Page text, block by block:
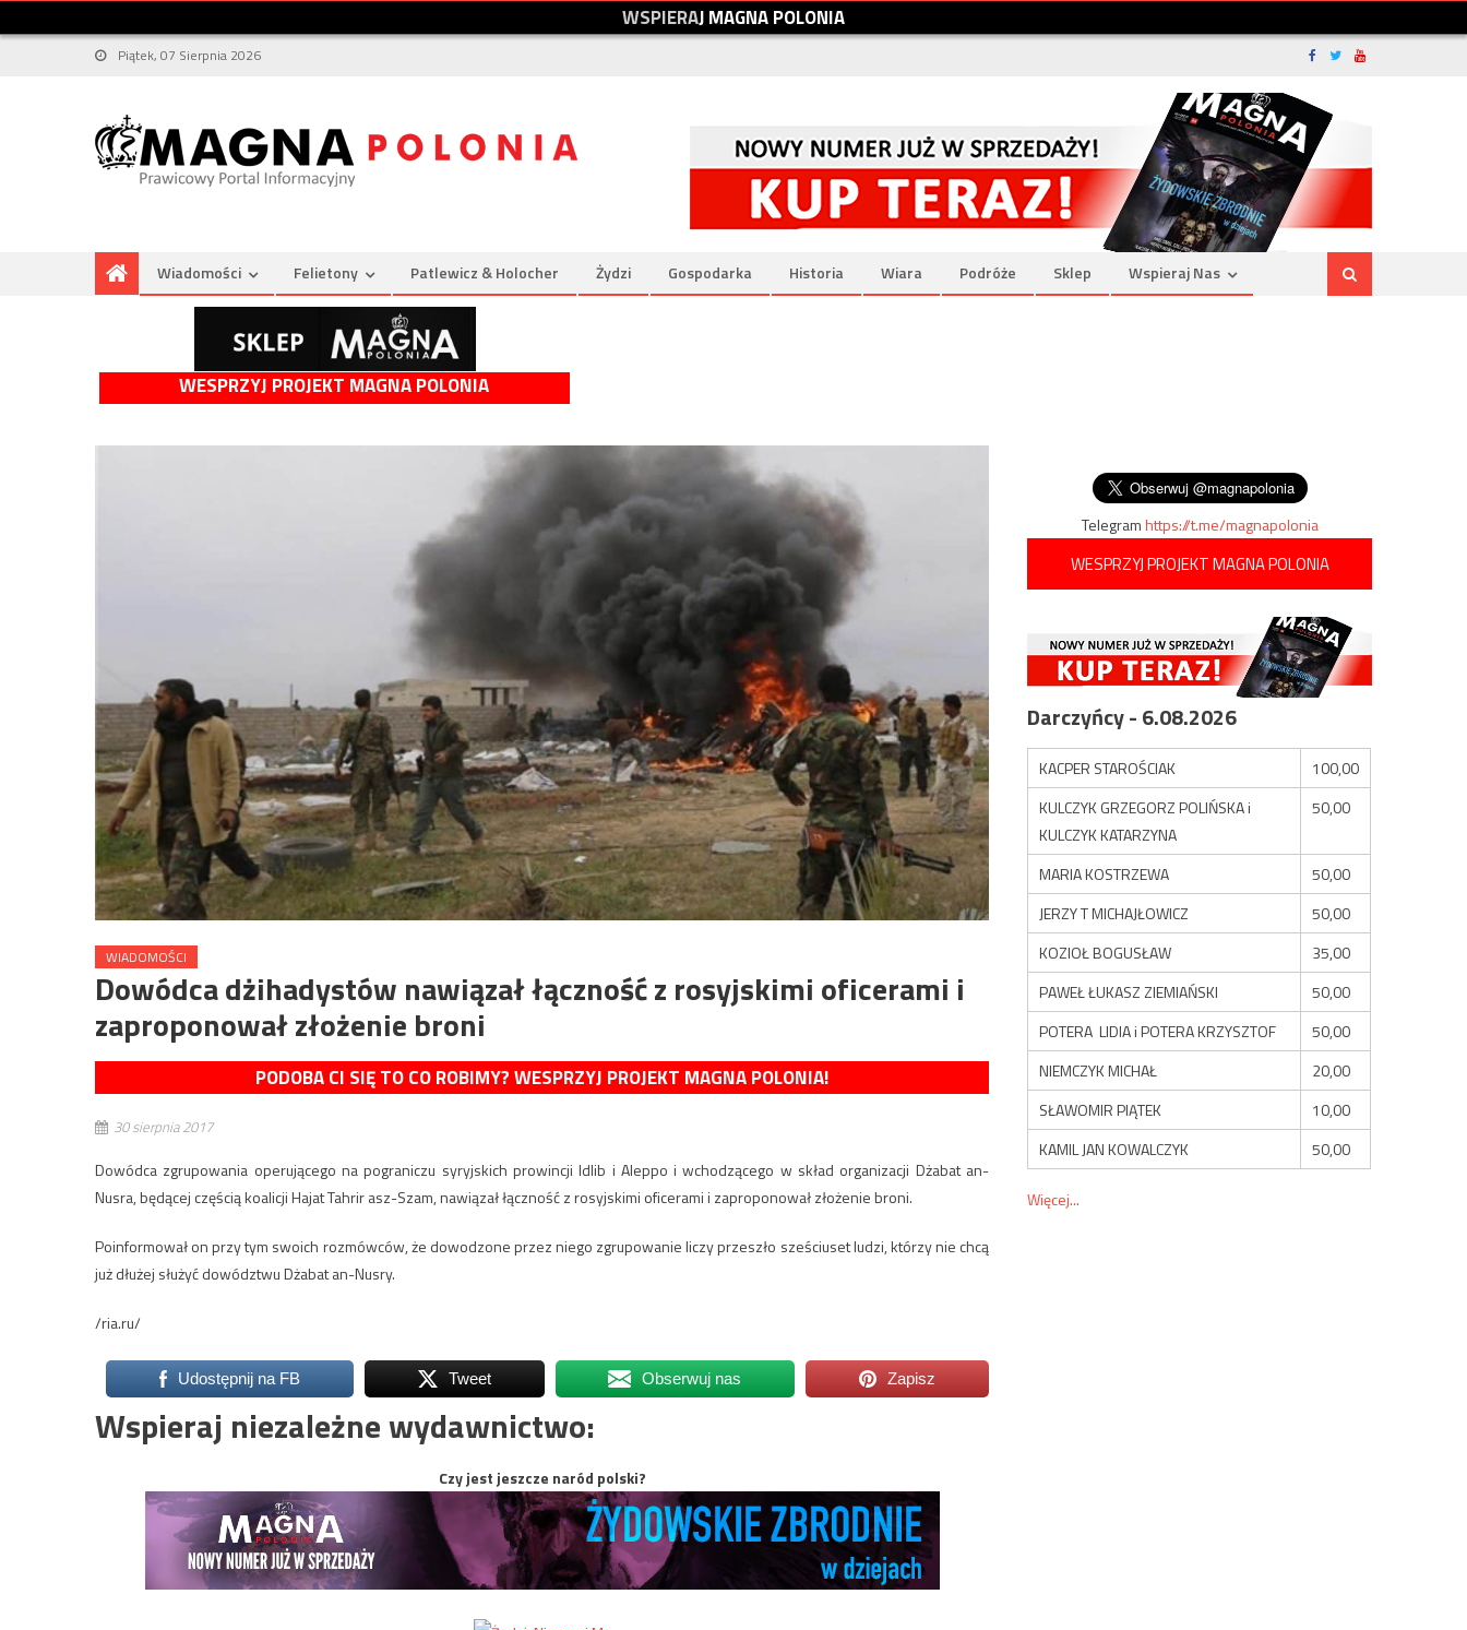
WSPIERAJMAGNAPOLONIA
Piątek, 07 Sierpnia 2026
Wiadomości Felietony Patlewicz & Holocher Żydzi Gospodarka Historia Wiara Podróże Sklep Wspieraj Nas
WESPRZYJ PROJEKT MAGNA POLONIA
WIADOMOŚCI
Dowódca dżihadystów nawiązał łączność z rosyjskimi oficerami i
zaproponował złożenie broni
PODOBA CI SIĘ TO CO ROBIMY? WESPRZYJ PROJEKT MAGNA POLONIA!
30 sierpnia 2017
Dowódca zgrupowania operującego na pograniczu syryjskich prowincji Idlib i Aleppo i wchodzącego w skład organizacji Dżabat an-
Nusra, będącej częścią koalicji Hajat Tahrir asz-Szam, nawiązał łączność z rosyjskimi oficerami i zaproponował złożenie broni.
Poinformował on przy tym swoich rozmówców, że dowodzone przez niego zgrupowanie liczy przeszło sześciuset ludzi, którzy nie chcą
już dłużej służyć dowództwu Dżabat an-Nusry.
/ria.ru/
Udostępnij na FB Tweet Obserwuj nas Zapisz
Wspieraj niezależne wydawnictwo:
Czy jest jeszcze naród polski?
Telegramhttps://t.me/magnapolonia
WESPRZYJ PROJEKT MAGNA POLONIA
Darczyńcy - 6.08.2026
KACPER STAROŚCIAK
100,00
KULCZYK GRZEGORZ POLIŃSKA i
KULCZYK KATARZYNA
50,00
MARIA KOSTRZEWA
50,00
JERZY T MICHAJŁOWICZ
50,00
KOZIOŁ BOGUSŁAW
35,00
PAWEŁ ŁUKASZ ZIEMIAŃSKI
50,00
POTERA LIDIA i POTERA KRZYSZTOF
50,00
NIEMCZYK MICHAŁ
20,00
SŁAWOMIR PIĄTEK
10,00
KAMIL JAN KOWALCZYK
50,00
Więcej...